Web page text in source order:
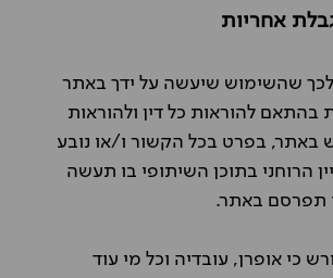
אחריות
שהשימוש שיעשה על ידך באתר
בהתאם להוראות כל דין ולהוראות
באתר, בפרט בכל הקשור ו/או נובע
הרוחני בתוכן השיתופי בו תעשה
תפרסם באתר.
כי אופרן, עובדיה וכל מי עוד